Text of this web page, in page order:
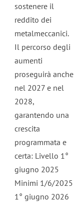
sostenere il
reddito dei
metalmeccanici.
Il percorso degli
aumenti
proseguirà anche
nel 2027 e nel
2028,
garantendo una
crescita
programmata e
certa: Livello 1°
giugno 2025
Minimi 1/6/2025
1° giugno 2026